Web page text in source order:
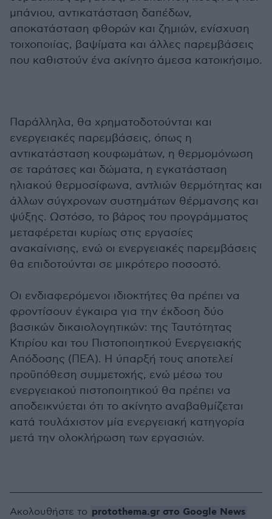
μπάνιου, αντικατάσταση δαπέδων,
αποκατάσταση φθορών και ζημιών, ενίσχυση
τοιχοποιίας, βαψίματα και άλλες παρεμβάσεις
που καθιστούν ένα ακίνητο άμεσα κατοικήσιμο.
Παράλληλα, θα χρηματοδοτούνται και
ενεργειακές παρεμβάσεις, όπως η
αντικατάσταση κουφωμάτων, η θερμομόνωση
σε ταράτσες και δώματα, η εγκατάσταση
ηλιακού θερμοσίφωνα, αντλιών θερμότητας και
άλλων σύγχρονων συστημάτων θέρμανσης και
ψύξης. Ωστόσο, το βάρος του προγράμματος
μεταφέρεται κυρίως στις εργασίες
ανακαίνισης, ενώ οι ενεργειακές παρεμβάσεις
θα επιδοτούνται σε μικρότερο ποσοστό.
Οι ενδιαφερόμενοι ιδιοκτήτες θα πρέπει να
φροντίσουν έγκαιρα για την έκδοση δύο
βασικών δικαιολογητικών: της Ταυτότητας
Κτιρίου και του Πιστοποιητικού Ενεργειακής
Απόδοσης (ΠΕΑ). Η ύπαρξή τους αποτελεί
προϋπόθεση συμμετοχής, ενώ μέσω του
ενεργειακού πιστοποιητικού θα πρέπει να
αποδεικνύεται ότι το ακίνητο αναβαθμίζεται
κατά τουλάχιστον μία ενεργειακή κατηγορία
μετά την ολοκλήρωση των εργασιών.
Ακολουθήστε το protothema.gr στο Google News